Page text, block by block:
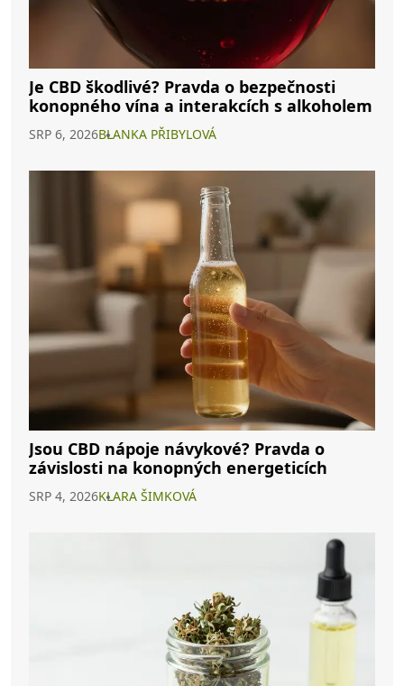
Je CBD škodlivé? Pravda o bezpečnosti
konopného vína a interakcích s alkoholem
SRP 6, 2026BLANKA PŘIBYLOVÁ
Jsou CBD nápoje návykové? Pravda o
závislosti na konopných energeticích
SRP 4, 2026KLARA ŠIMKOVÁ